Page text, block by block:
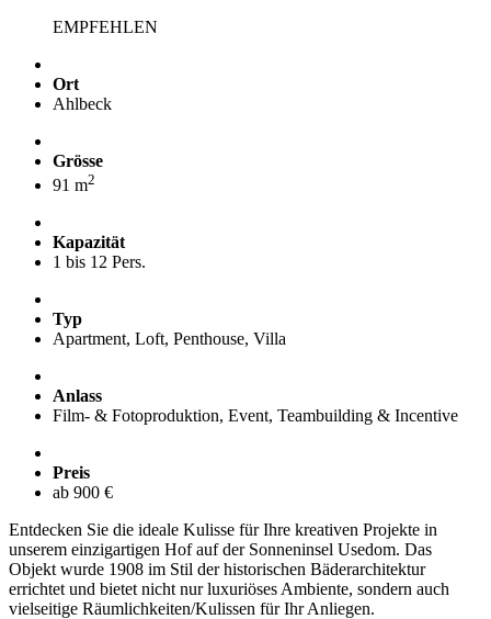
EMPFEHLEN
Ort
Ahlbeck
Grösse
91 m2
Kapazität
1 bis 12 Pers.
Typ
Apartment, Loft, Penthouse, Villa
Anlass
Film- & Fotoproduktion, Event, Teambuilding & Incentive
Preis
ab 900 €
Entdecken Sie die ideale Kulisse für Ihre kreativen Projekte in
unserem einzigartigen Hof auf der Sonneninsel Usedom. Das
Objekt wurde 1908 im Stil der historischen Bäderarchitektur
errichtet und bietet nicht nur luxuriöses Ambiente, sondern auch
vielseitige Räumlichkeiten/Kulissen für Ihr Anliegen.